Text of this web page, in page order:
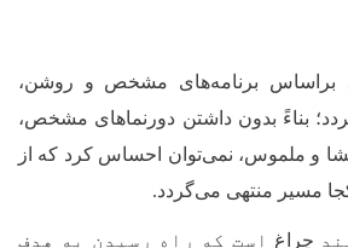
براساس برنامه‌های مشخص و روشن،
بناءً بدون داشتن دورنماهای مشخص،
و ملموس، نمی‌توان احساس کرد که از
مسیر منتهی می‌گردد.
چراغ‌‌ است که راه رسیدن به هدف